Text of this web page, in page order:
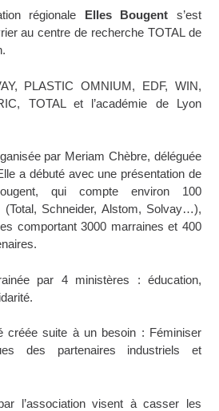
régionale Elles Bougent s’est
au centre de recherche TOTAL de
PLASTIC OMNIUM, EDF, WIN,
TOTAL et l’académie de Lyon
par Meriam Chèbre, déléguée
a débuté avec une présentation de
qui compte environ 100
(Total, Schneider, Alstom, Solvay…),
comportant 3000 marraines et 400
par 4 ministères : éducation,
créée suite à un besoin : Féminiser
des partenaires industriels et
l’association visent à casser les